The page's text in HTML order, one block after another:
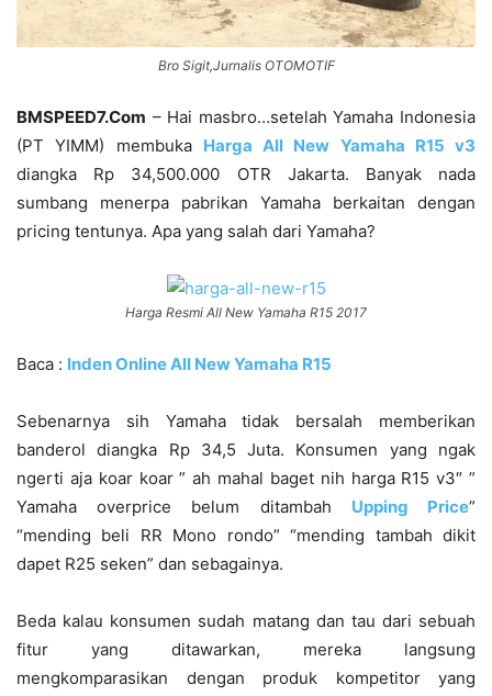
Bro Sigit,Jurnalis OTOMOTIF
BMSPEED7.Com – Hai masbro…setelah Yamaha Indonesia
(PT YIMM) membuka Harga All New Yamaha R15 v3
diangka Rp 34,500.000 OTR Jakarta. Banyak nada
sumbang menerpa pabrikan Yamaha berkaitan dengan
pricing tentunya. Apa yang salah dari Yamaha?
Harga Resmi All New Yamaha R15 2017
Baca : Inden Online All New Yamaha R15
Sebenarnya sih Yamaha tidak bersalah memberikan
banderol diangka Rp 34,5 Juta. Konsumen yang ngak
ngerti aja koar koar ” ah mahal baget nih harga R15 v3″ ”
Yamaha overprice belum ditambah Upping Price”
“mending beli RR Mono rondo” “mending tambah dikit
dapet R25 seken” dan sebagainya.
Beda kalau konsumen sudah matang dan tau dari sebuah
fitur yang ditawarkan, mereka langsung
mengkomparasikan dengan produk kompetitor yang